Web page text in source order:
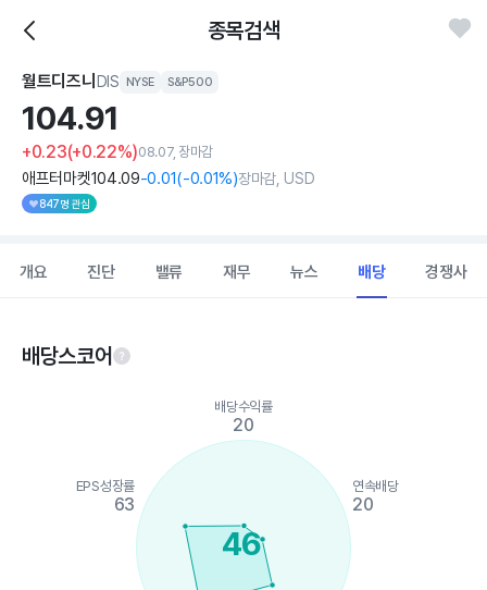
종목검색
월트디즈니 DIS NYSE S&P500
104.91
+0.23(+0.22%)08.07, 장마감
애프터마켓104.09-0.01(-0.01%)장마감, USD
847명 관심
개요 진단 밸류 재무 뉴스 배당 경쟁사
배당스코어
The chart has 1 X axis displaying categories.
The chart has 1 Y axis displaying values. Data ranges from 20
46
배당수익률
20
연속배당
20
EPS성장률
63